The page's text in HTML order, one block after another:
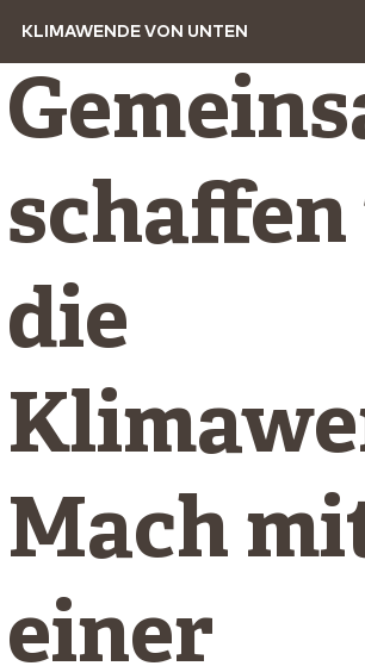
KLIMAWENDE VON UNTEN
die
Mach
einer